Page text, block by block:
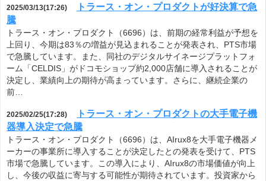
2025/03/13(17:26)
トラース・オン・プロダクトが好決算で急
騰
トラース・オン・プロダクト（6696）は、前期の経常利益が予想を
上回り、今期は83％の増益が見込まれることが発表され、PTS市場
で急騰しています。また、同社のデジタルサイネージプラットフォ
ーム「CELDIS」がドコモショップ約2,000店舗に導入されることが
決定し、業績向上の期待が高まっています。さらに、継続企業の
前…
2025/02/25(17:28)
トラース・オン・プロダクトの大手電子機
器導入決定で急騰
トラース・オン・プロダクト（6696）は、AIrux8を大手電子機器メ
ーカーの事業所に導入することが決定したとの発表を受けて、PTS
市場で急騰しています。この導入により、AIrux8の市場価値が向上
し、今後の収益に寄与する可能性が期待されています。投資家から